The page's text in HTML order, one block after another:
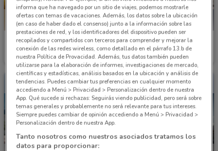
Nissan
Caduca el 05/08 1.2 km
Nissan
Caduca el 03/09
informa que ha navegado por un sitio de viajes, podemos mostrarle
ofertas con temas de vacaciones. Además, los datos sobre la ubicación
(en caso de haber dado el consenso) junto a la información sobre las
prestaciones de red, y los identificadores del dispositivo pueden ser
recopilados y compartidos con terceros para comprender y mejorar la
conexión de las redes wireless, como detallado en el párrafo 13.b de
nuestra Política de Provacidad. Además, tus datos también pueden
utilizarse para la elaboración de informes, investigaciones de mercado,
científicas y estadísticas, análisis basados en la ubicación y análisis de
tendencias. Puedes cambiar tus preferencias en cualquier momento
accediendo a Menú > Privacidad > Personalización dentro de nuestra
App. Qué sucede si rechazas: Seguirás viendo publicidad, pero será sobre
temas generales y probablemente no será relevante para tus intereses.
Siempre puedes cambiar de opinión accediendo a Menú > Privacidad >
Personalización dentro de nuestra App.
Tanto nosotros como nuestros asociados tratamos los
datos para proporcionar: